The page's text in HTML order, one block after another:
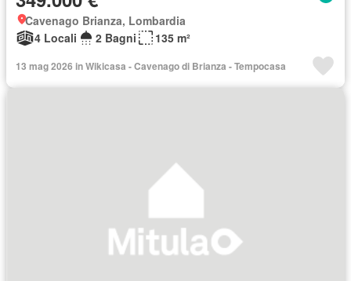
Cavenago Brianza, Lombardia
4 Locali
2 Bagni 135 m²
13 mag 2026 in Wikicasa - Cavenago di Brianza - Tempocasa